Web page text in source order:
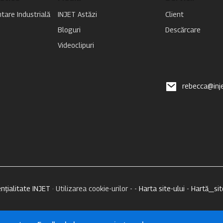
Industrială
INJET Astăzi
Bloguri
Videoclipuri
Client
Descărcare
INJET · Utilizarea cookie-urilor - - Harta site-ului -